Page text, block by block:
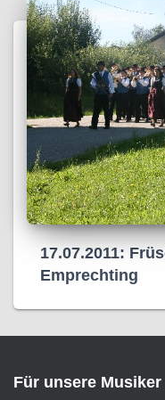
17.07.2011:
Emprechting
Für unsere Musiker